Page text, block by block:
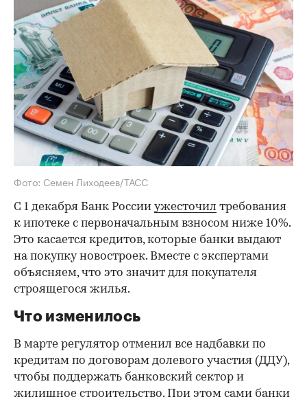
Фото: Семен Лиходеев/ТАСС
С 1 декабря Банк России ужесточил требования
к ипотеке с первоначальным взносом ниже 10%.
Это касается кредитов, которые банки выдают
на покупку новостроек. Вместе с экспертами
объясняем, что это значит для покупателя
строящегося жилья.
Что изменилось
В марте регулятор отменил все надбавки по
кредитам по договорам долевого участия (ДДУ),
чтобы поддержать банковский сектор и
жилищное строительство. При этом сами банки